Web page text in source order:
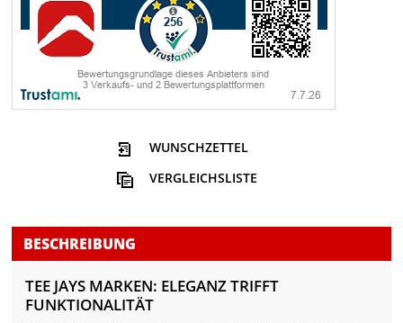
WUNSCHZETTEL
VERGLEICHSLISTE
BESCHREIBUNG
TEE JAYS MARKEN: ELEGANZ TRIFFT
FUNKTIONALITÄT